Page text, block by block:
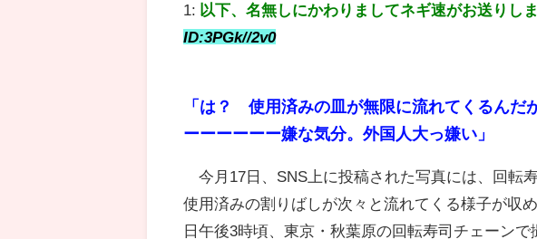
1: 以下、名無しにかわりましてネギ速がお送りし
ID:3PGk//2v0
「は？ 使用済みの皿が無限に流れてくるん
ーーーーーー嫌な気分。外国人大っ嫌い」
今月17日、SNS上に投稿された写真には、回転
使用済みの割りばしが次々と流れてくる様子が収
日午後3時頃、東京・秋葉原の回転寿司チェーン